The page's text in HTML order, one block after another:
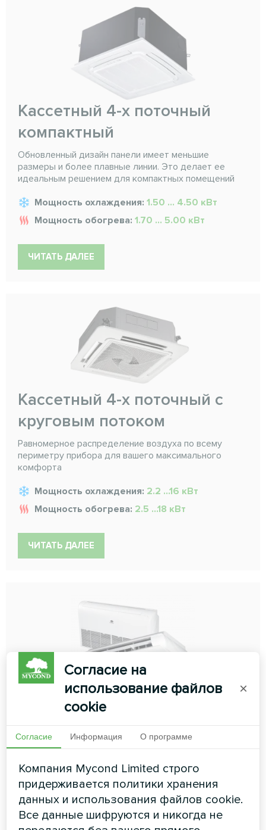
Кассетный 4-х поточный
компактный
Обновленный дизайн панели имеет меньшие
размеры и более плавные линии. Это делает ее
идеальным решением для компактных помещений
Мощность охлаждения: 1.50 ... 4.50 кВт
Мощность обогрева: 1.70 ... 5.00 кВт
ЧИТАТЬ ДАЛЕЕ
Кассетный 4-х поточный с
круговым потоком
Равномерное распределение воздуха по всему
периметру прибора для вашего максимального
комфорта
Мощность охлаждения: 2.2 ...16 кВт
Мощность обогрева: 2.5 ...18 кВт
ЧИТАТЬ ДАЛЕЕ
Универсальный
внутренний блок оснащен функцией быстрого
нагрева, которая быстро нагревает помещение до
желаемой температуры
Мощность охлаждения:2.80 ... 14.00 кВт
Мощность обогрева:3.20 ... 16.00 кВт
Согласие на
использование файлов
cookie
×
Согласие Информация О программе
Компания Mycond Limited строго
придерживается политики хранения
данных и использования файлов cookie.
Все данные шифруются и никогда не